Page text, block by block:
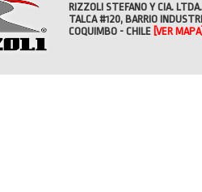
RIZZOLI STEFANO Y CIA. LTDA.
TALCA #120, BARRIO
COQUIMBO - CHILE [VER